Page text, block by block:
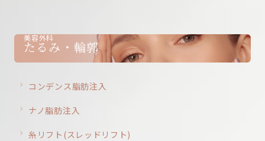
美容外科
たるみ・輪郭
コンデンス脂肪注入
ナノ脂肪注入
糸リフト(スレッドリフト)